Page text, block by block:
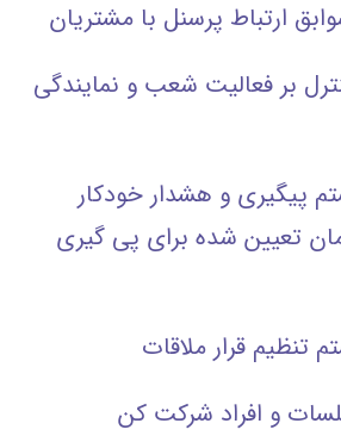
بر فعالیت شعب و نمایندگی
پیگیری و هشدار خودکار
تعیین شده برای پی گیری